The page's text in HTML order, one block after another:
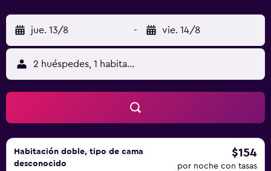
servicio de limpieza todos los días. Se pueden practicar
las actividades de ocio y esparcimiento que se indican
más abajo en las instalaciones o cerca del alojamiento (es
posible que se aplique un recargo).
jue. 13/8 - vie. 14/8
2 huéspedes, 1 habitación
Habitación doble, tipo de cama
desconocido
$154
por noche con tasas